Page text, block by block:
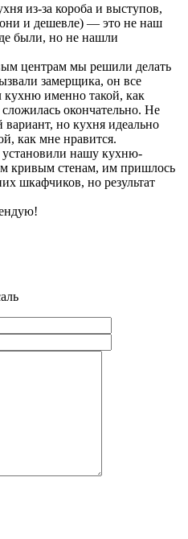
из-за короба и выступов,
и дешевле) — это не наш
были, но не нашли
центрам мы решили делать
замерщика, он все
кухню именно такой, как
окончательно. Не
но кухня идеально
как мне нравится.
нашу кухню-
кривым стенам, им пришлось
шкафчиков, но результат